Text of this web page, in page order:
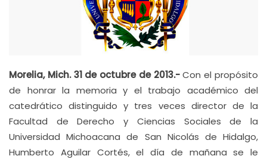
Morelia, Mich. 31 de octubre de 2013.-Con el propósito
de honrar la memoria y el trabajo académico del
catedrático distinguido y tres veces director de la
Facultad de Derecho y Ciencias Sociales de la
Universidad Michoacana de San Nicolás de Hidalgo,
Humberto Aguilar Cortés, el día de mañana se le